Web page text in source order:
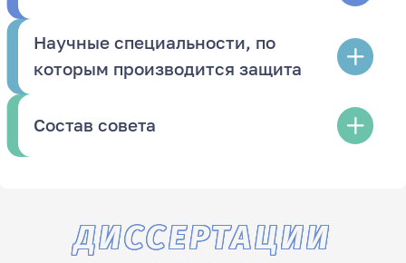
Научные специальности, по
которым производится защита
Состав совета
ДИССЕРТАЦИИ